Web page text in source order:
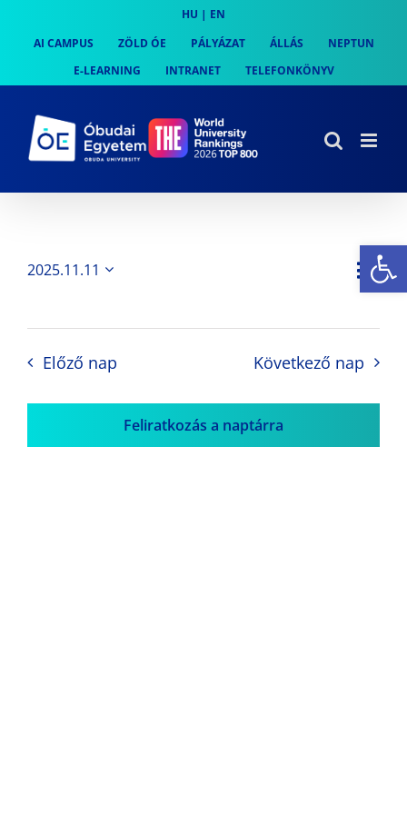
content
HU | EN
AI CAMPUS
ZÖLD ÓE PÁLYÁZAT ÁLLÁS
NEPTUN
E-LEARNING
INTRANET TELEFONKÖNYV
Nap
2025.11.11
Előző nap Következő nap
Feliratkozás a naptárra